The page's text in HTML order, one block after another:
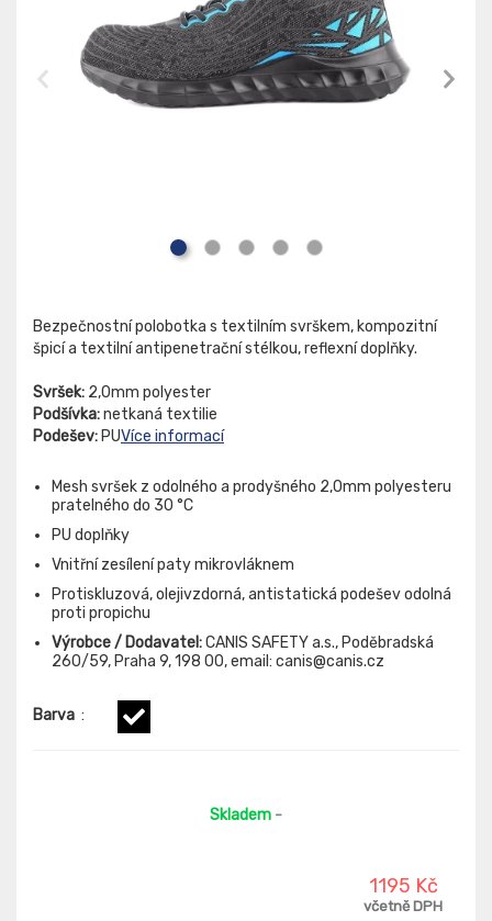
Bezpečnostní polobotka s textilním svrškem, kompozitní
špicí a textilní antipenetrační stélkou, reflexní doplňky.
Svršek: 2,0mm polyester
Podšívka:netkaná textilie
Podešev: PUVíce informací
Mesh svršek z odolného a prodyšného 2,0mm polyesteru
pratelného do 30 °C
PU doplňky
Vnitřní zesílení paty mikrovláknem
Protiskluzová, olejivzdorná, antistatická podešev odolná
proti propichu
Výrobce / Dodavatel:CANIS SAFETY a.s., Poděbradská
260/59, Praha 9, 198 00, email: canis@canis.cz
Barva :
Skladem -
1195 Kč
včetně DPH